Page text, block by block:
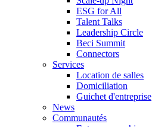
ESG for All
Talent Talks
Leadership Circle
Beci Summit
Connectors
Services
Location de salles
Domiciliation
Guichet d'entreprise
News
Communautés